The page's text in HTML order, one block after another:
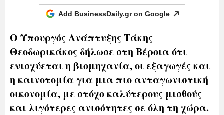
Add BusinessDaily.gr on Google
Ο Υπουργός Ανάπτυξης Τάκης
Θεοδωρικάκος δήλωσε στη Βέροια ότι
ενισχύεται η βιομηχανία, οι εξαγωγές και
η καινοτομία για μια πιο ανταγωνιστική
οικονομία, με στόχο καλύτερους μισθούς
και λιγότερες ανισότητες σε όλη τη χώρα.